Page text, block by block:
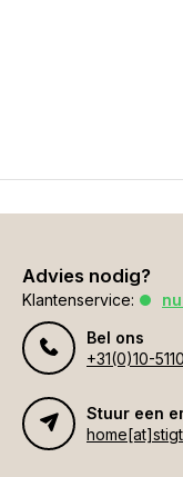
Advies nodig?
Klantenservice:
Bel ons
+31(0)10-
Stuur een